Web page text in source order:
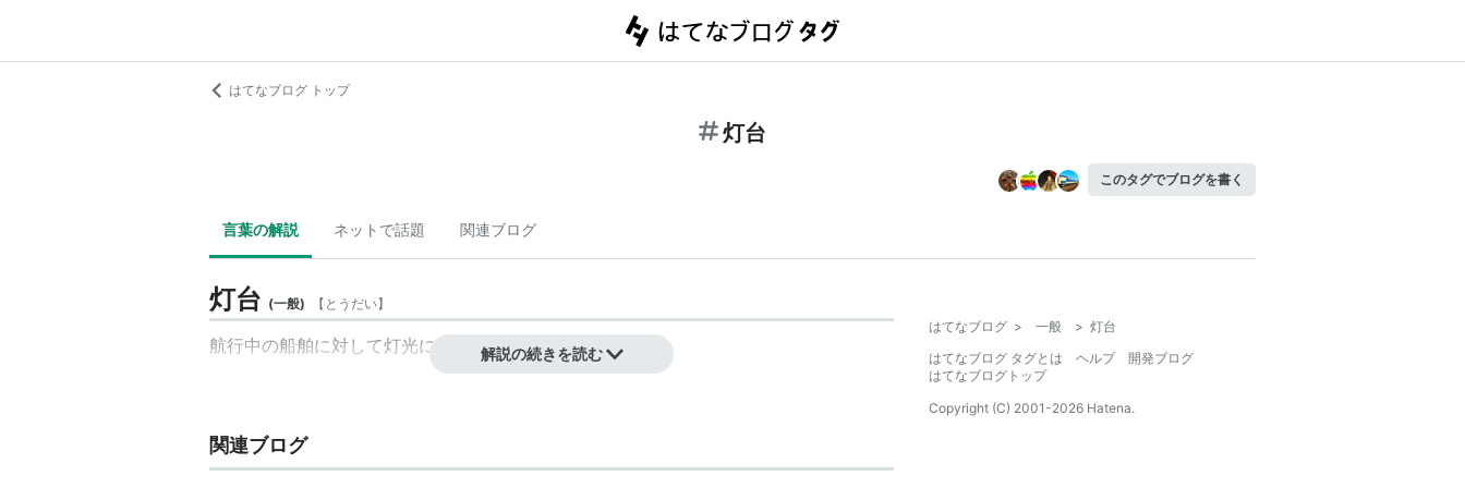
はてなブログ トップ
灯台
このタグでブログを書く
言葉の解説 ネットで話題 関連ブログ
灯台 (一般) 【 とうだい】
航行中の船舶に対して灯光により位置を知らせる航路標識。
解説の続きを読む
関連ブログ
はてなブログ > 一般 > 灯台
はてなブログ タグとは
ヘルプ
開発ブログ
はてなブログトップ
Copyright (C) 2001-2026 Hatena.